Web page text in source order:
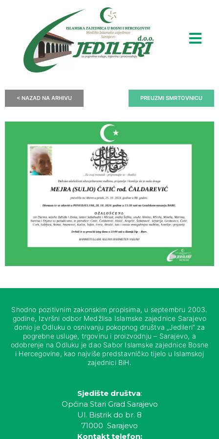
< NAZAD NA ARHIVU PREUZMI SMRTOVNICU
Shodno pozitivnim zakonskim propisima, u septembru 2003.
godine, Izvršni odbor Medžlisa Islamske zajednice Sarajevo
donio je Odluku o osnivanju pokopnog društva „Jedileri“ za
pogrebne usluge, trgovinu i proizvodnju – Sarajevo, a
odobrenje na Odluku je dao Sabor Islamske zajednice Bosne
i Hercegovine, kao najviše predstavničko tijelo u Islamskoj
zajednici BiH.
Sjedište društva:
Općina Stari Grad Sarajevo
Ul. Bistrik do br. 8
71000 Sarajevo
Kontakt telefon: